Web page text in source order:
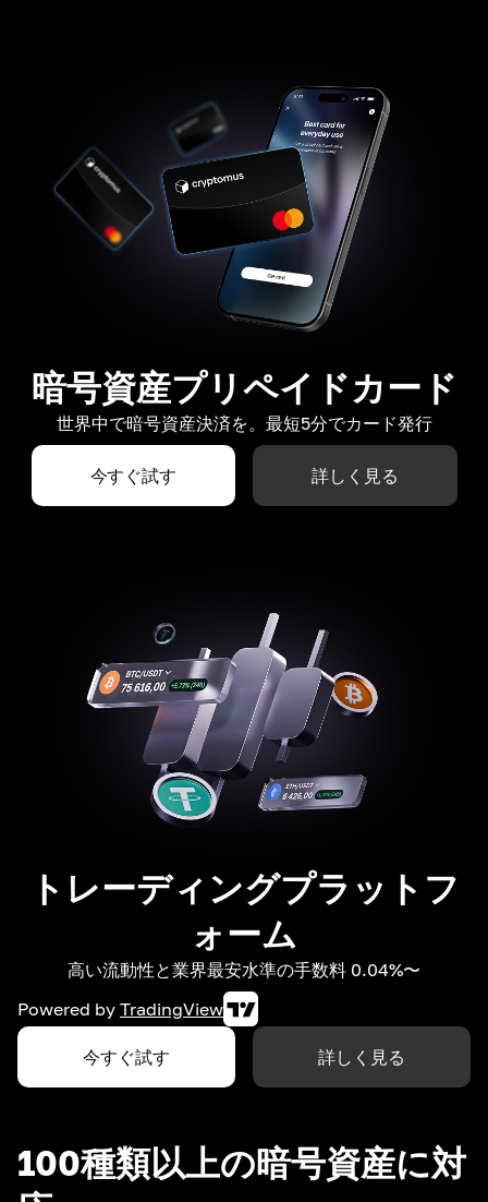
暗号資産プリペイドカード
世界中で暗号資産決済を。最短5分でカード発行
今すぐ試す 詳しく見る
トレーディングプラットフ
ォーム
高い流動性と業界最安水準の手数料 0.04%〜
Powered by TradingView
今すぐ試す 詳しく見る
100種類以上の暗号資産に対